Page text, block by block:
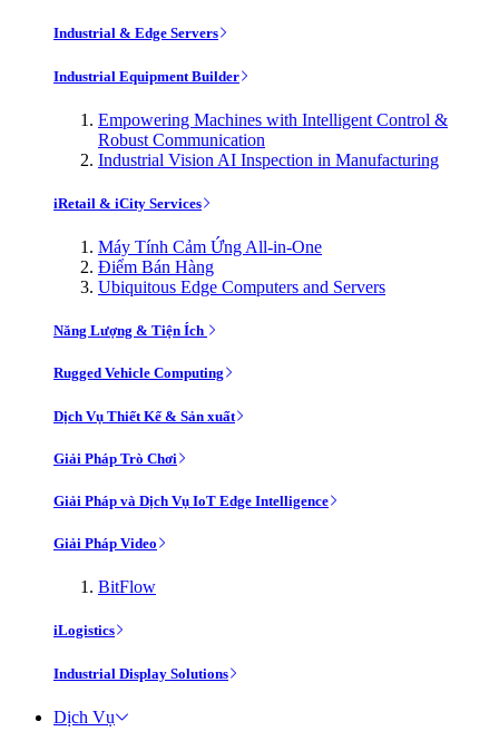
Industrial & Edge Servers
Industrial Equipment Builder
Empowering Machines with Intelligent Control &
Robust Communication
Industrial Vision AI Inspection in Manufacturing
iRetail & iCity Services
Máy Tính Cảm Ứng All-in-One
Điểm Bán Hàng
Ubiquitous Edge Computers and Servers
Năng Lượng & Tiện Ích
Rugged Vehicle Computing
Dịch Vụ Thiết Kế & Sản xuất
Giải Pháp Trò Chơi
Giải Pháp và Dịch Vụ IoT Edge Intelligence
Giải Pháp Video
BitFlow
iLogistics
Industrial Display Solutions
Dịch Vụ